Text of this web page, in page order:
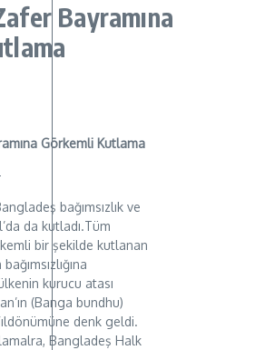
Bayramına
Görkemli Kutlama
bağımsızlık ve
da kutladı.Tüm
bir şekilde kutlanan
kurucu atası
(Banga bundhu)
denk geldi.
Bangladeş Halk